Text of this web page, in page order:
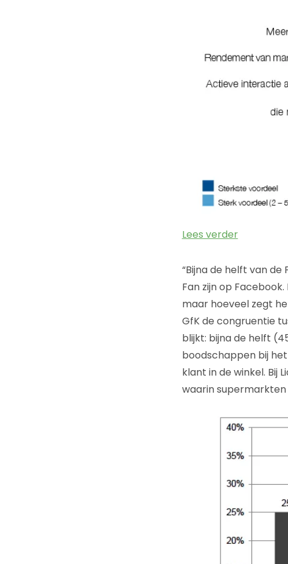
Lees verder
“Bijna de helft van
Fan zijn op
maar hoeveel zegt
GfK de congruentie
blijkt: bijna de helft
boodschappen bij
klant in de winkel. Bij
waarin